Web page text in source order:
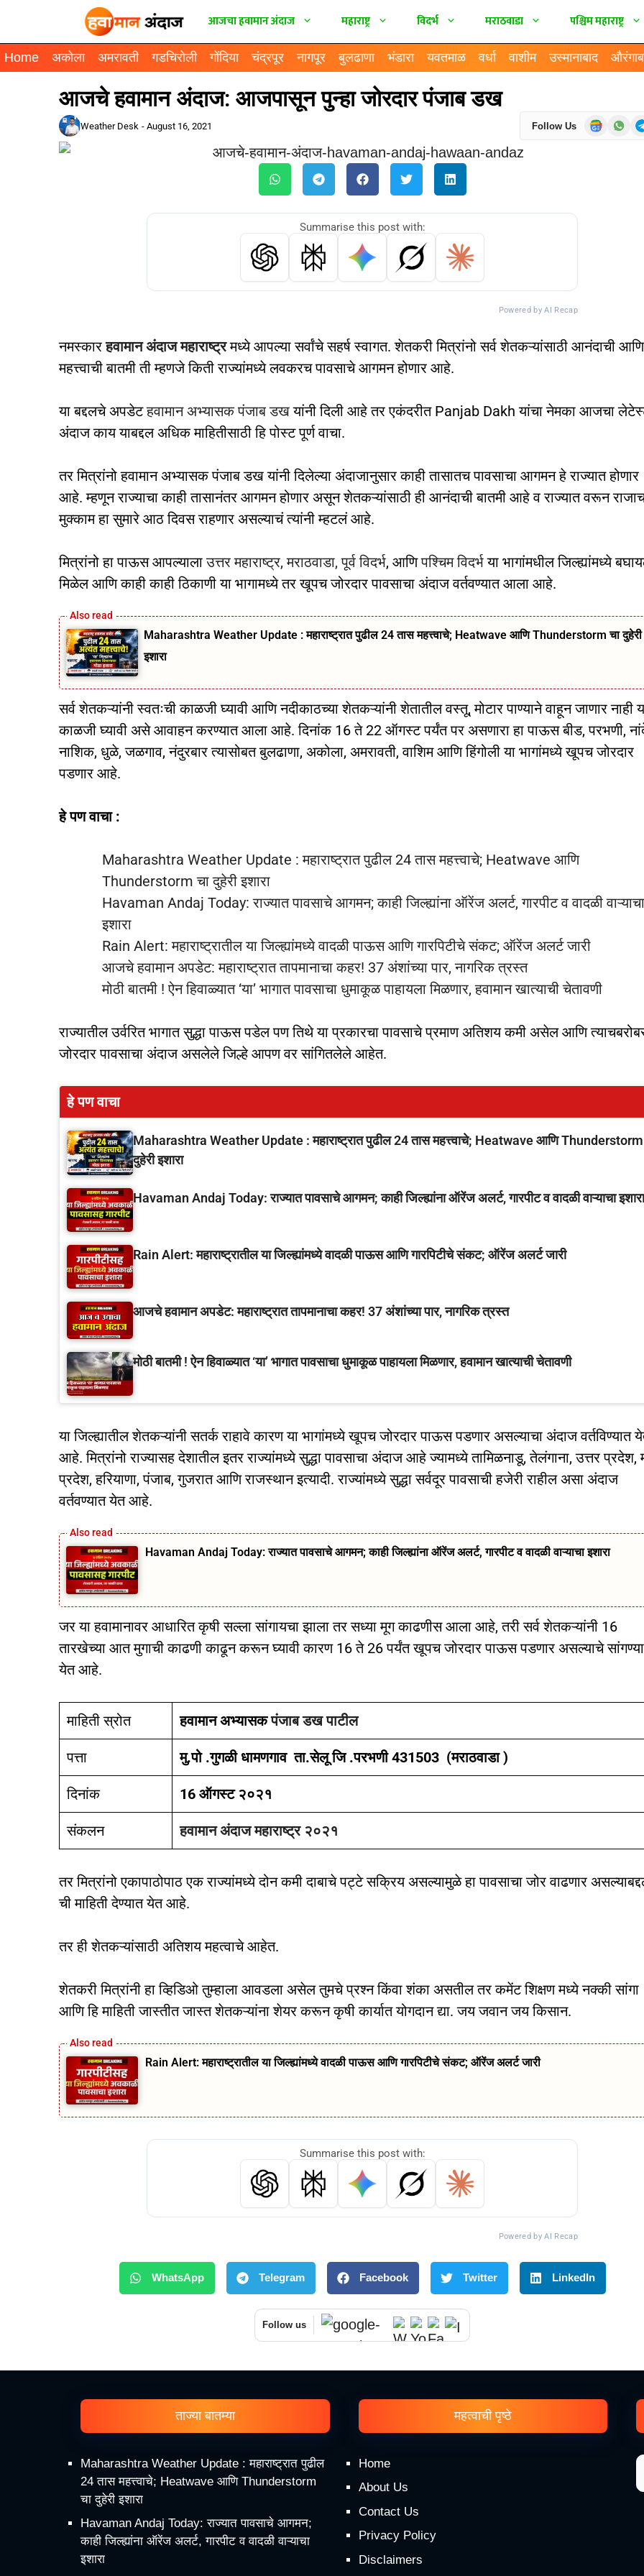
आजचा हवामान अंदाज महाराष्ट्र विदर्भ मराठवाडा पश्चिम महाराष्ट्र
Home अकोला अमरावती गडचिरोली गोंदिया चंद्रपूर नागपूर बुलढाणा भंडारा यवतमाळ वर्धा वाशीम उस्मानाबाद
आजचे हवामान अंदाज: आजपासून पुन्हा जोरदार पंजाब डख
Weather Desk - August 16, 2021 Follow Us
Summarise this post with:
Powered by AI Recap
नमस्कारहवामान अंदाज महाराष्ट्रमध्ये आपल्या सर्वांचे सहर्ष स्वागत. शेतकरी मित्रांनो सर्व शेतकऱ्यांसाठी आनंदाची आणि
महत्त्वाची बातमी ती म्हणजे किती राज्यांमध्ये लवकरच पावसाचे आगमन होणार आहे.
या बद्दलचे अपडेटहवामान अभ्यासक पंजाब डखयांनी दिली आहे तर एकंदरीत Panjab Dakh यांचा नेमका आजचा
अंदाज काय याबद्दल अधिक माहितीसाठी हि पोस्ट पूर्ण वाचा.
तर मित्रांनो हवामान अभ्यासक पंजाब डख यांनी दिलेल्या अंदाजानुसार काही तासातच पावसाचा आगमन हे राज्यात होणार
आहे. म्हणून राज्याचा काही तासानंतर आगमन होणार असून शेतकऱ्यांसाठी ही आनंदाची बातमी आहे व राज्यात वरून
मुक्काम हा सुमारे आठ दिवस राहणार असल्याचं त्यांनी म्हटलं आहे.
मित्रांनो हा पाऊस आपल्यालाउत्तर महाराष्ट्र, मराठवाडा,पूर्व विदर्भ, आणिपश्चिम विदर्भया भागांमधील जिल्ह्यांमध्ये
मिळेल आणि काही काही ठिकाणी या भागामध्ये तर खूपच जोरदार पावसाचा अंदाज वर्तवण्यात आला आहे.
Maharashtra Weather Update : महाराष्ट्रात पुढील 24 तास महत्त्वाचे; Heatwave आणि Thunderstorm चा दुहेरी
इशारा
सर्व शेतकऱ्यांनी स्वतःची काळजी घ्यावी आणि नदीकाठच्या शेतकऱ्यांनी शेतातील वस्तू, मोटार पाण्याने वाहून जाणार नाही
काळजी घ्यावी असे आवाहन करण्यात आला आहे. दिनांक 16 ते 22 ऑगस्ट पर्यंत पर असणारा हा पाऊस बीड, परभणी,
नाशिक, धुळे, जळगाव, नंदुरबार त्यासोबत बुलढाणा, अकोला, अमरावती, वाशिम आणि हिंगोली या भागांमध्ये खूपच जोरदार
पडणार आहे.
हे पण वाचा :
Maharashtra Weather Update : महाराष्ट्रात पुढील 24 तास महत्त्वाचे; Heatwave आणि
Thunderstorm चा दुहेरी इशारा
Havaman Andaj Today: राज्यात पावसाचे आगमन; काही जिल्ह्यांना ऑरेंज अलर्ट, गारपीट व वादळी वाऱ्याचा
इशारा
Rain Alert: महाराष्ट्रातील या जिल्ह्यांमध्ये वादळी पाऊस आणि गारपिटीचे संकट; ऑरेंज अलर्ट जारी
आजचे हवामान अपडेट: महाराष्ट्रात तापमानाचा कहर! 37 अंशांच्या पार, नागरिक त्रस्त
मोठी बातमी ! ऐन हिवाळ्यात ‘या’ भागात पावसाचा धुमाकूळ पाहायला मिळणार, हवामान खात्याची चेतावणी
राज्यातील उर्वरित भागात सुद्धा पाऊस पडेल पण तिथे या प्रकारचा पावसाचे प्रमाण अतिशय कमी असेल आणि
जोरदार पावसाचा अंदाज असलेले जिल्हे आपण वर सांगितलेले आहेत.
हे पण वाचा
Maharashtra Weather Update : महाराष्ट्रात पुढील 24 तास महत्त्वाचे; Heatwave आणि Thunderstorm
दुहेरी इशारा
Havaman Andaj Today: राज्यात पावसाचे आगमन; काही जिल्ह्यांना ऑरेंज अलर्ट, गारपीट व वादळी वाऱ्याचा इशारा
Rain Alert: महाराष्ट्रातील या जिल्ह्यांमध्ये वादळी पाऊस आणि गारपिटीचे संकट; ऑरेंज अलर्ट जारी
आजचे हवामान अपडेट: महाराष्ट्रात तापमानाचा कहर! 37 अंशांच्या पार, नागरिक त्रस्त
मोठी बातमी ! ऐन हिवाळ्यात ‘या’ भागात पावसाचा धुमाकूळ पाहायला मिळणार, हवामान खात्याची चेतावणी
या जिल्ह्यातील शेतकऱ्यांनी सतर्क राहावे कारण या भागांमध्ये खूपच जोरदार पाऊस पडणार असल्याचा अंदाज वर्तविण्यात
आहे. मित्रांनो राज्यासह देशातील इतर राज्यांमध्ये सुद्धा पावसाचा अंदाज आहे ज्यामध्ये तामिळनाडू, तेलंगाना, उत्तर प्रदेश,
प्रदेश, हरियाणा, पंजाब, गुजरात आणि राजस्थान इत्यादी. राज्यांमध्ये सुद्धा सर्वदूर पावसाची हजेरी राहील असा अंदाज
वर्तवण्यात येत आहे.
Havaman Andaj Today: राज्यात पावसाचे आगमन; काही जिल्ह्यांना ऑरेंज अलर्ट, गारपीट व वादळी वाऱ्याचा इशारा
जर या हवामानावर आधारित कृषी सल्ला सांगायचा झाला तर सध्या मूग काढणीस आला आहे, तरी सर्व शेतकऱ्यांनी 16
तारखेच्या आत मुगाची काढणी काढून करून घ्यावी कारण 16 ते 26 पर्यंत खूपच जोरदार पाऊस पडणार असल्याचे
येत आहे.
माहिती स्रोत हवामान अभ्यासकपंजाब डख पाटील
पत्ता मु.पो .गुगळी धामणगाव ता.सेलू जि .परभणी 431503 (मराठवाडा )
दिनांक 16 ऑगस्ट २०२१
संकलन हवामान अंदाज महाराष्ट्र २०२१
तर मित्रांनो एकापाठोपाठ एक राज्यांमध्ये दोन कमी दाबाचे पट्टे सक्रिय असल्यामुळे हा पावसाचा जोर वाढणार
ची माहिती देण्यात येत आहे.
तर ही शेतकऱ्यांसाठी अतिशय महत्वाचे आहेत.
शेतकरी मित्रांनी हा व्हिडिओ तुम्हाला आवडला असेल तुमचे प्रश्न किंवा शंका असतील तर कमेंट शिक्षण मध्ये नक्की सांगा
आणि हि माहिती जास्तीत जास्त शेतकऱ्यांना शेयर करून कृषी कार्यात योगदान द्या. जय जवान जय किसान.
Rain Alert: महाराष्ट्रातील या जिल्ह्यांमध्ये वादळी पाऊस आणि गारपिटीचे संकट; ऑरेंज अलर्ट जारी
Summarise this post with:
Powered by AI Recap
WhatsApp Telegram Facebook Twitter LinkedIn
Follow us
ताज्या बातम्या
Maharashtra Weather Update : महाराष्ट्रात पुढील
24 तास महत्त्वाचे; Heatwave आणि Thunderstorm
चा दुहेरी इशारा
Havaman Andaj Today: राज्यात पावसाचे आगमन;
काही जिल्ह्यांना ऑरेंज अलर्ट, गारपीट व वादळी वाऱ्याचा
इशारा
महत्वाची पृष्ठे
Home
About Us
Contact Us
Privacy Policy
Disclaimers